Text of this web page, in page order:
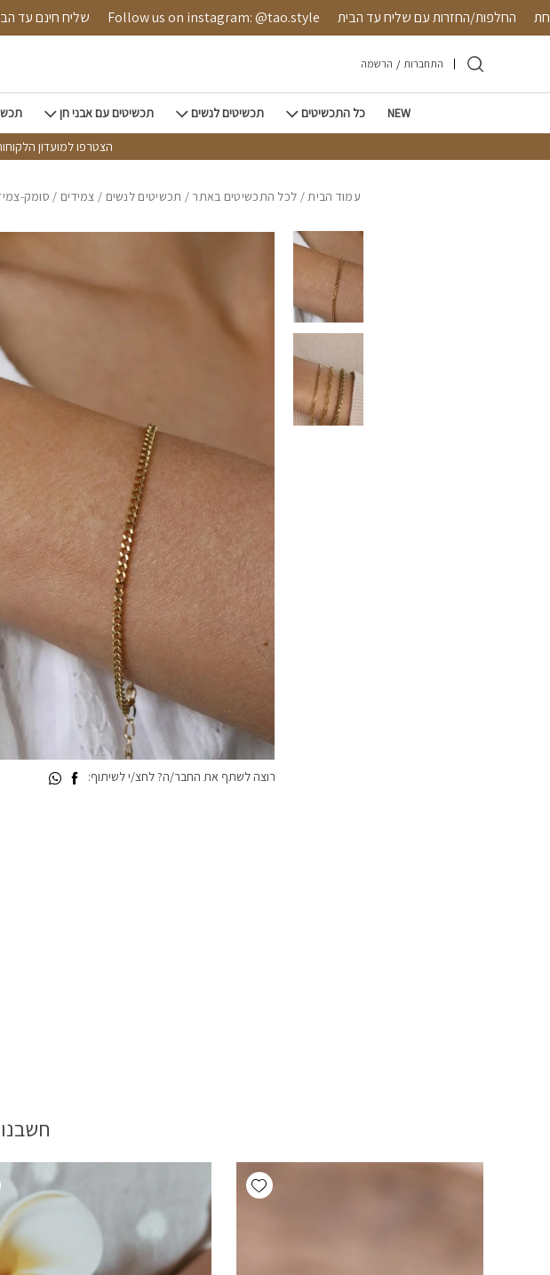
Skip to Contentהחלפות/החזרות עם שליח עד הבית Follow us on instagram: @tao.style שליח חינם עד
התחברות / הרשמה
NEW כל התכשיטים תכשיטים לנשים תכשיטים עם אבני חן
הצטרפו למועדון הלקוחות של טאו
עמוד הבית/ לכל התכשיטים באתר / תכשיטים לנשים / צמידים / סומק-
רוצה לשתף את החבר/ה? לחצ/י לשיתוף:
Add wishlist
בחזרה למעלה